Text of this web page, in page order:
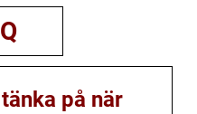
på när